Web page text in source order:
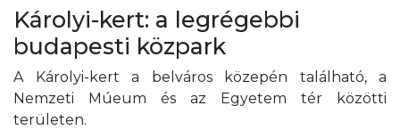
Károlyi-kert: a legrégebbi
budapesti közpark
A Károlyi-kert a belváros közepén található, a
Nemzeti Múeum és az Egyetem tér közötti
területen.